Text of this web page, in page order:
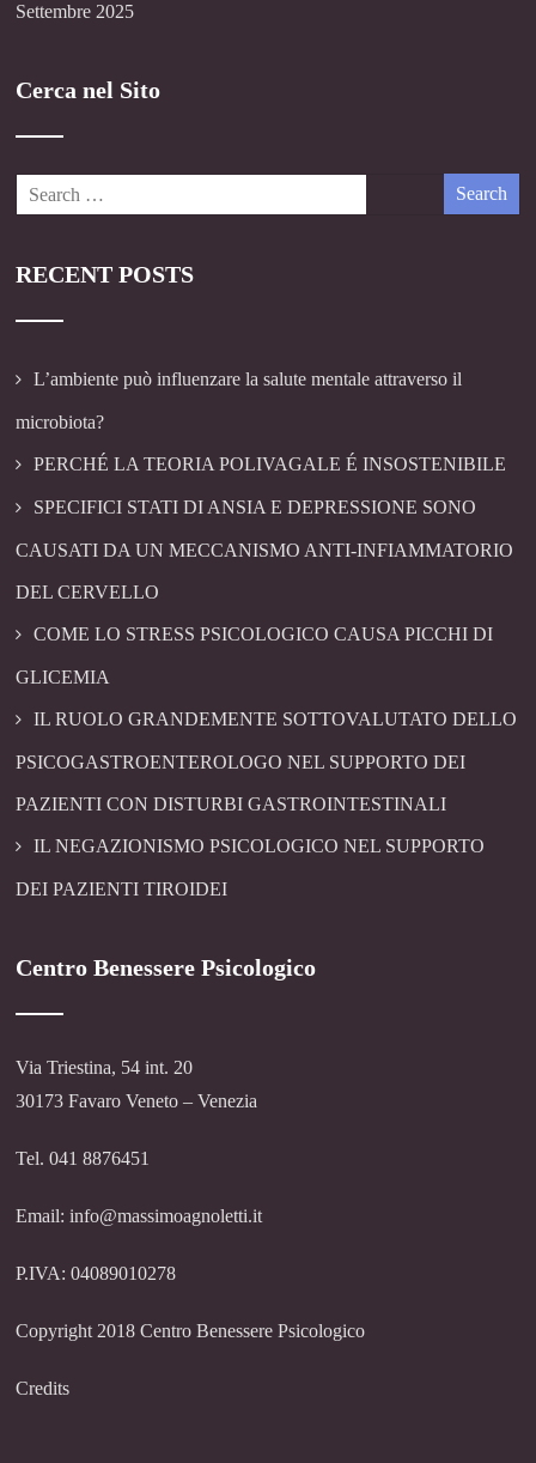
Settembre 2025
Cerca nel Sito
RECENT POSTS
L’ambiente può influenzare la salute mentale attraverso il
microbiota?
PERCHÉ LA TEORIA POLIVAGALE É INSOSTENIBILE
SPECIFICI STATI DI ANSIA E DEPRESSIONE SONO
CAUSATI DA UN MECCANISMO ANTI-INFIAMMATORIO
DEL CERVELLO
COME LO STRESS PSICOLOGICO CAUSA PICCHI DI
GLICEMIA
IL RUOLO GRANDEMENTE SOTTOVALUTATO DELLO
PSICOGASTROENTEROLOGO NEL SUPPORTO DEI
PAZIENTI CON DISTURBI GASTROINTESTINALI
IL NEGAZIONISMO PSICOLOGICO NEL SUPPORTO
DEI PAZIENTI TIROIDEI
Centro Benessere Psicologico
Via Triestina, 54 int. 20
30173 Favaro Veneto – Venezia
Tel. 041 8876451
Email: info@massimoagnoletti.it
P.IVA: 04089010278
Copyright 2018 Centro Benessere Psicologico
Credits